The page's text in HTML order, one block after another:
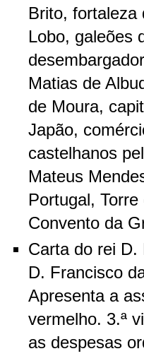
Brito, fortaleza
Lobo, galeões
Matias de
de Moura,
Japão,
castelhanos
Mateus
Portugal,
Convento da
Carta do rei D.
D. Francisco
Apresenta a
vermelho. 3.ª
as despesas